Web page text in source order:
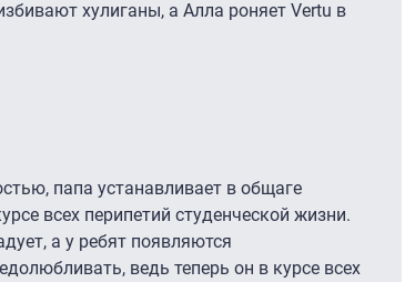
хулиганы, а Алла роняет Vertu в
папа устанавливает в общаге
всех перипетий студенческой жизни.
а у ребят появляются
ведь теперь он в курсе всех